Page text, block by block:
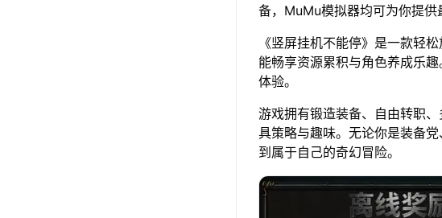
备，MuMu模拟器均可为你提供
《竖屏挂机不能停》是一款轻
能畅享资源累积与角色养成乐
体验。
游戏拥有锻造装备、自由转职
具策略与趣味。无论你是装备
到属于自己的奇幻冒险。